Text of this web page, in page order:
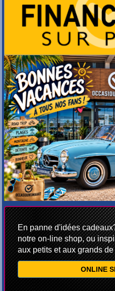
En panne d'idées
notre on-line shop, ou
aux petits et aux grands
ONLINE